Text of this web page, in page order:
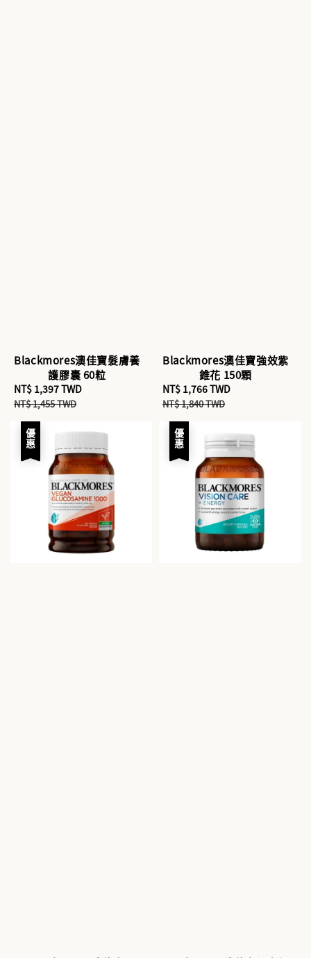
Blackmores澳佳寶髮膚養
護膠囊 60粒
Sale
price
NT$ 1,397 TWD
NT$ 1,455 TWD
Blackmores澳佳寶強效紫
錐花 150顆
Sale
price
NT$ 1,766 TWD
NT$ 1,840 TWD
優惠 優惠